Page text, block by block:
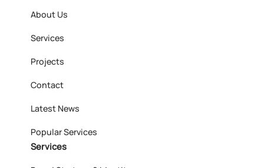
About Us
Services
Projects
Contact
Latest News
Popular Services
Services